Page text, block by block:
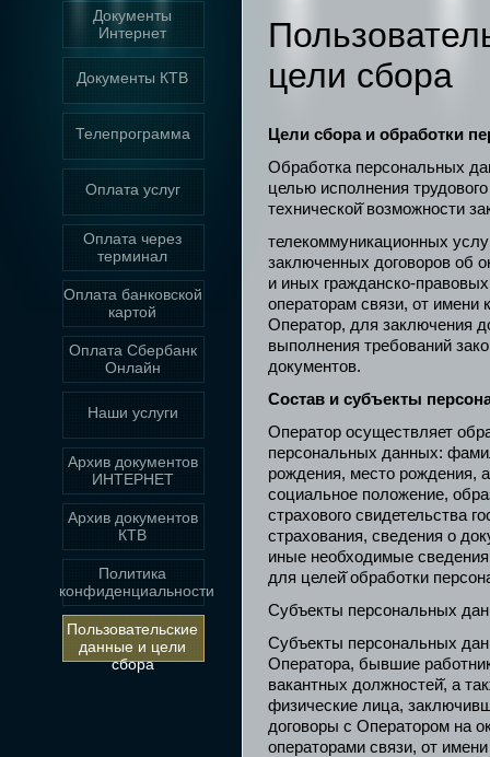
Документы
Интернет
Документы КТВ
Телепрограмма
Оплата услуг
Оплата через
терминал
Оплата банковской
картой
Оплата Сбербанк
Онлайн
Наши услуги
Архив документов
ИНТЕРНЕТ
Архив документов
КТВ
Политика
конфиденциальности
Пользовательские
данные и цели
сбора
цели сбора
Цели сбора и обработки
Обработка персональных
целью исполнения
технической̆ возможности
телекоммуникационных
заключенных договоров об
и иных гражданско-
операторам связи, от имени
Оператор, для заключения
выполнения требований
документов.
Состав и субъекты
Оператор осуществляет
персональных данных:
рождения, место рождения,
социальное положение,
страхового свидетельства
страхования, сведения о
иные необходимые
для целей̆ обработки
Субъекты персональных
Субъекты персональных
Оператора, бывшие
вакантных должностей̆, а
физические лица,
договоры с Оператором на
операторами связи, от